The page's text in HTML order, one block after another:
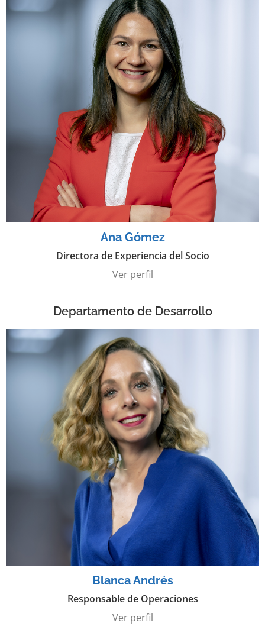
Ana Gómez
Directora de Experiencia del Socio
Ver perfil
Departamento de Desarrollo
Blanca Andrés
Responsable de Operaciones
Ver perfil